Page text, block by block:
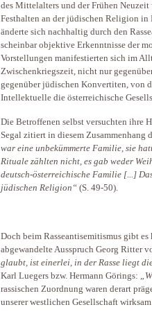
des Mittelalters und der Frühen
Festhalten an der jüdischen Religion
änderte sich nachhaltig durch den
scheinbar objektive Erkenntnisse der
Vorstellungen manifestierten sich im
Zwischenkriegszeit, nicht nur
gegenüber jüdischen Konvertiten, von
Intellektuelle die österreichische
Die Betroffenen selbst versuchten ihre
Segal zitiert in diesem
war eine unbekümmerte Familie, sie
Rituale zählten nicht, es gab weder
deutsch-österreichische Familie [...]
jüdischen Religion“ (S. 49-50).
Doch beim Rasseantisemitismus gibt
abgewandelte Ausspruch Georg Ritter
glaubt, ist einerlei, in der Rasse liegt
Karl Luegers bzw. Hermann Görings:
rassischen Zuordnung waren derart
unserer westlichen Gesellschaft